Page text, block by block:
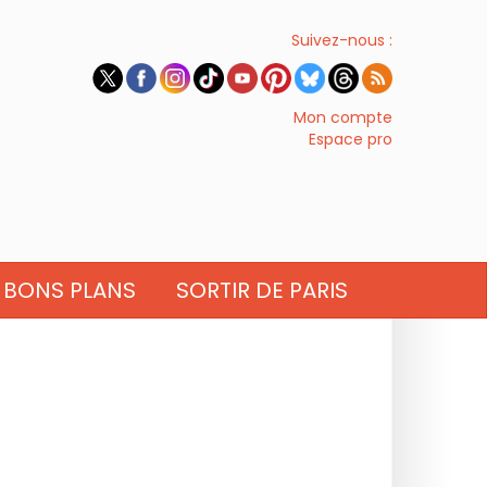
Suivez-nous :
Mon compte
Espace pro
BONS PLANS SORTIR DE PARIS